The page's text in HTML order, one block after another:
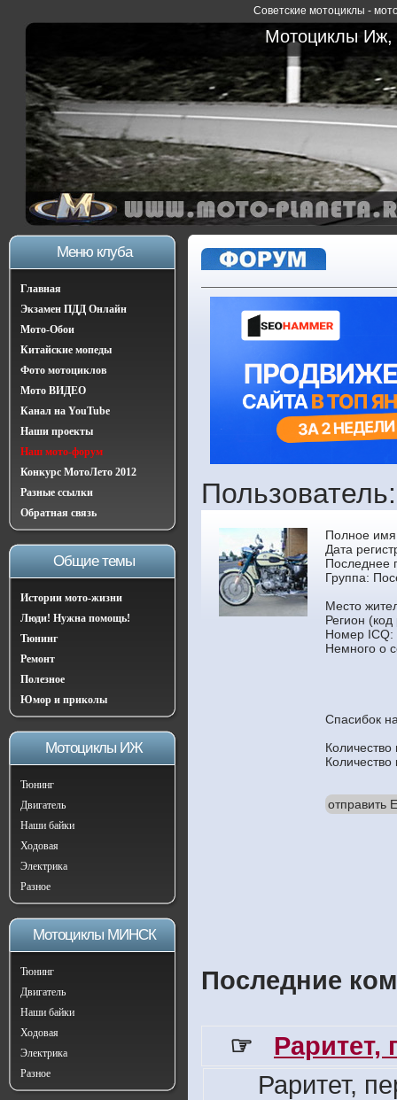
Советские мотоциклы -
Мотоциклы Иж,
Меню клуба
Главная
Экзамен ПДД Онлайн
Мото-Обои
Китайские мопеды
Фото мотоциклов
Мото ВИДЕО
Канал на YouTube
Наши проекты
Наш мото-форум
Конкурс МотоЛето 2012
Разные ссылки
Обратная связь
Общие темы
Истории мото-жизни
Люди! Нужна помощь!
Тюнинг
Ремонт
Полезное
Юмор и приколы
Мотоциклы ИЖ
Тюнинг
Двигатель
Наши байки
Ходовая
Электрика
Разное
Мотоциклы МИНСК
Тюнинг
Двигатель
Наши байки
Ходовая
Электрика
Разное
Полное
Дата
Последнее
Группа:
Место
Регион (код
Номер ICQ:
Немного о
Спасибок
отправить
Последние
☞
Раритет,
Раритет,